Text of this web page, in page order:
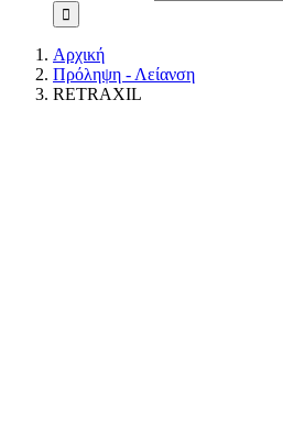
Αρχική
Πρόληψη - Λείανση
RETRAXIL